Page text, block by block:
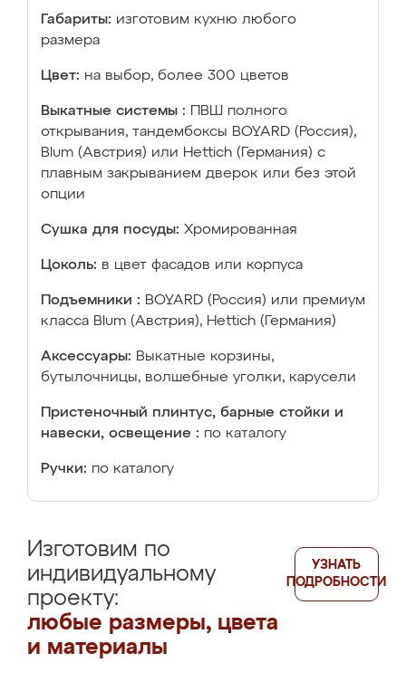
Габариты: изготовим кухню любого
размера
Цвет: на выбор, более 300 цветов
Выкатные системы :
ПВШ полного
открывания, тандембоксы BOYARD (Россия),
Blum (Австрия) или Hettich (Германия) с
плавным закрыванием дверок или без этой
опции
Сушка для посуды: Хромированная
Цоколь: в цвет фасадов или корпуса
Подъемники : BOYARD (Россия) или премиум
класса Blum (Австрия), Hettich (Германия)
Аксессуары: Выкатные корзины,
бутылочницы, волшебные уголки, карусели
Пристеночный плинтус, барные стойки и
навески, освещение : по каталогу
Ручки: по каталогу
Изготовим по
индивидуальному
проекту:
любые размеры, цвета
и материалы
УЗНАТЬ
ПОДРОБНОСТИ